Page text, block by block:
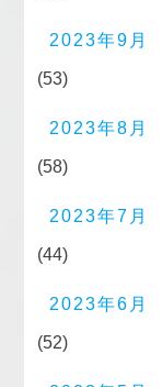
2023年9月
(53)
2023年8月
(58)
2023年7月
(44)
2023年6月
(52)